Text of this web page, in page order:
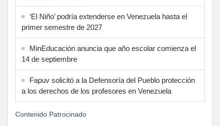
‘El Niño’ podría extenderse en Venezuela hasta el
primer semestre de 2027
MinEducación anuncia que año escolar comienza el
14 de septiembre
Fapuv solicitó a la Defensoría del Pueblo protección
a los derechos de los profesores en Venezuela
Contenido Patrocinado